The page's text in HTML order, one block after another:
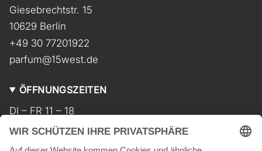
a
m
Giesebrechtstr. 15
10629 Berlin
+49 30 77201922
parfum@15west.de
ÖFFNUNGSZEITEN
DI – FR 11 – 18
SA 11 – 17
MO geschlossen